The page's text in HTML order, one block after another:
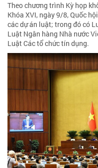
Theo chương trình Kỳ họp
Khóa XVI, ngày 9/8, Quốc
các dự án luật; trong đó có
Luật Ngân hàng Nhà nước
Luật Các tổ chức tín dụng.